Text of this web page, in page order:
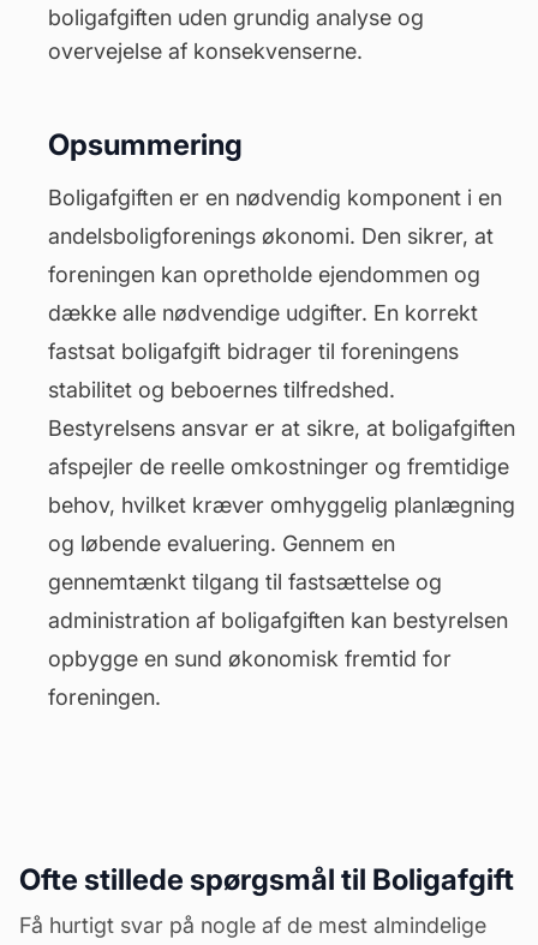
boligafgiften uden grundig analyse og
overvejelse af konsekvenserne.
Opsummering
Boligafgiften er en nødvendig komponent i en
andelsboligforenings økonomi. Den sikrer, at
foreningen kan opretholde ejendommen og
dække alle nødvendige udgifter. En korrekt
fastsat boligafgift bidrager til foreningens
stabilitet og beboernes tilfredshed.
Bestyrelsens ansvar er at sikre, at boligafgiften
afspejler de reelle omkostninger og fremtidige
behov, hvilket kræver omhyggelig planlægning
og løbende evaluering. Gennem en
gennemtænkt tilgang til fastsættelse og
administration af boligafgiften kan bestyrelsen
opbygge en sund økonomisk fremtid for
foreningen.
Ofte stillede spørgsmål til Boligafgift
Få hurtigt svar på nogle af de mest almindelige